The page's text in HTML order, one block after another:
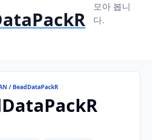
모아 봅니
다.
/ BeadDataPackR